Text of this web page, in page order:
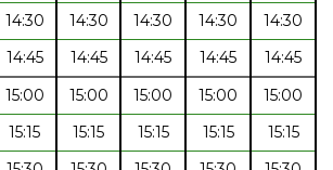
14:30 14:30 14:30 14:30
14:30
14:45 14:45 14:45 14:45
14:45
15:00 15:00 15:00 15:00
15:00
15:15 15:15 15:15 15:15
15:15